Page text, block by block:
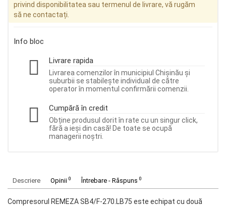
privind disponibilitatea sau termenul de livrare, vă rugăm
să ne contactați.
Info bloc
Livrare rapida
Livrarea comenzilor în municipiul Chișinău și
suburbii se stabilește individual de către
operator în momentul confirmării comenzii.
Cumpără în credit
Obține produsul dorit în rate cu un singur click,
fără a ieși din casă! De toate se ocupă
managerii noștri.
Descriere Opinii 0 Întrebare - Răspuns 0
Compresorul REMEZA SB4/F-270.LB75 este echipat cu două